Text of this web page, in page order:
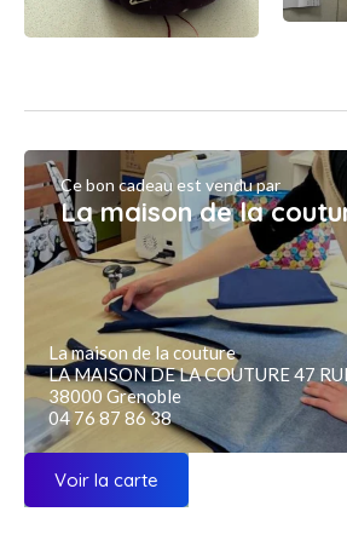
Ce bon cadeau est vendu par
La maison de la
La maison de la couture
LA MAISON DE LA COUTURE 47
38000 Grenoble
04 76 87 86 38
Voir la carte